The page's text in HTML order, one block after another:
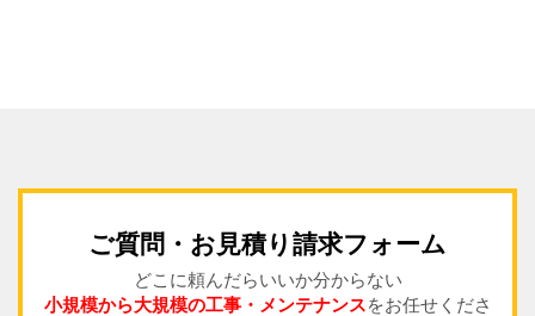
ご質問・お見積り請求フォーム
どこに頼んだらいいか分からない
小規模から大規模の工事・メンテナンスをお任せくださ